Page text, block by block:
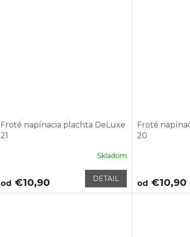
Froté napínacia plachta DeLuxe
21
Skladom
od €10,90 DETAIL
Froté
20
od €10,90